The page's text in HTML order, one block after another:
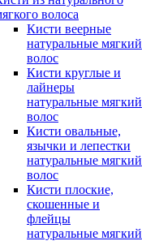
волоса
Кисти веерные
натуральные мягкий
волос
Кисти круглые и
лайнеры
натуральные мягкий
волос
Кисти овальные,
язычки и лепестки
натуральные мягкий
волос
Кисти плоские,
скошенные и
флейцы
натуральные мягкий